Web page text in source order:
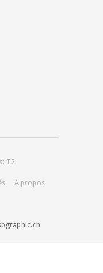
T2
A propos